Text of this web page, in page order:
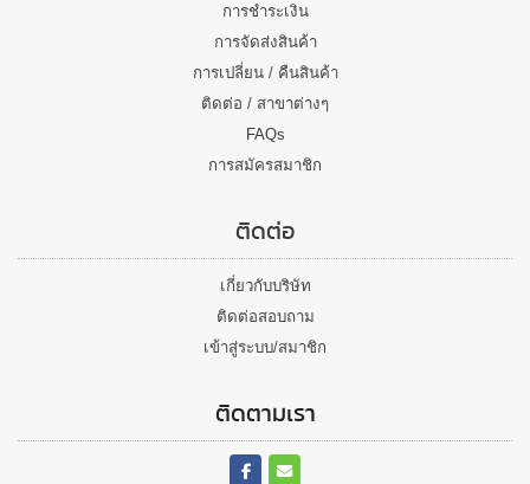
การชำระเงิน
การจัดส่งสินค้า
การเปลี่ยน / คืนสินค้า
ติดต่อ / สาขาต่างๆ
FAQs
การสมัครสมาชิก
ติดต่อ
เกี่ยวกับบริษัท
ติดต่อสอบถาม
เข้าสู่ระบบ/สมาชิก
ติดตามเรา